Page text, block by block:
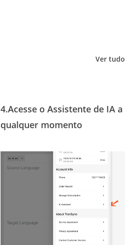
Ver tudo
4.Acesse o Assistente de IA a
qualquer momento